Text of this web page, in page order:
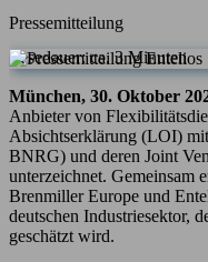
Pressemitteilung
Lesedauer: ca. 3 Minuten
München, 30. Oktober
Anbieter von
Absichtserklärung (LOI)
BNRG) und deren Joint
unterzeichnet. Gemeinsam
Brenmiller Europe und
deutschen Industriesektor,
geschätzt wird.